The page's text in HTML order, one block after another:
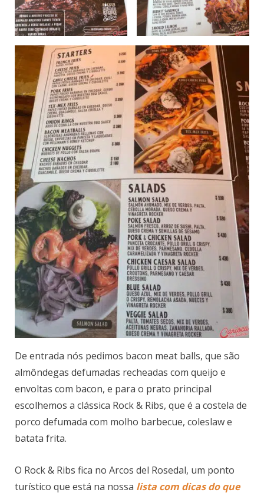
De entrada nós pedimos bacon meat balls, que são
almôndegas defumadas recheadas com queijo e
envoltas com bacon, e para o prato principal
escolhemos a clássica Rock & Ribs, que é a costela de
porco defumada com molho barbecue, coleslaw e
batata frita.
O Rock & Ribs fica no Arcos del Rosedal, um ponto
turístico que está na nossa lista com dicas do que